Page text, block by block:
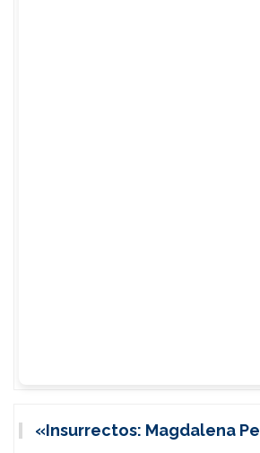
«Insurrectos: Magdalena